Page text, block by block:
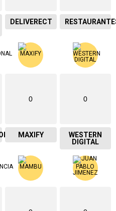
DELIVERECT
0
MAXIFY
0
WESTERN
DIGITAL